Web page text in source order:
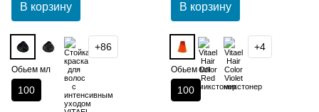
В корзину
+86
Обьем мл
100
В корзину
+4
Обьем мл
100